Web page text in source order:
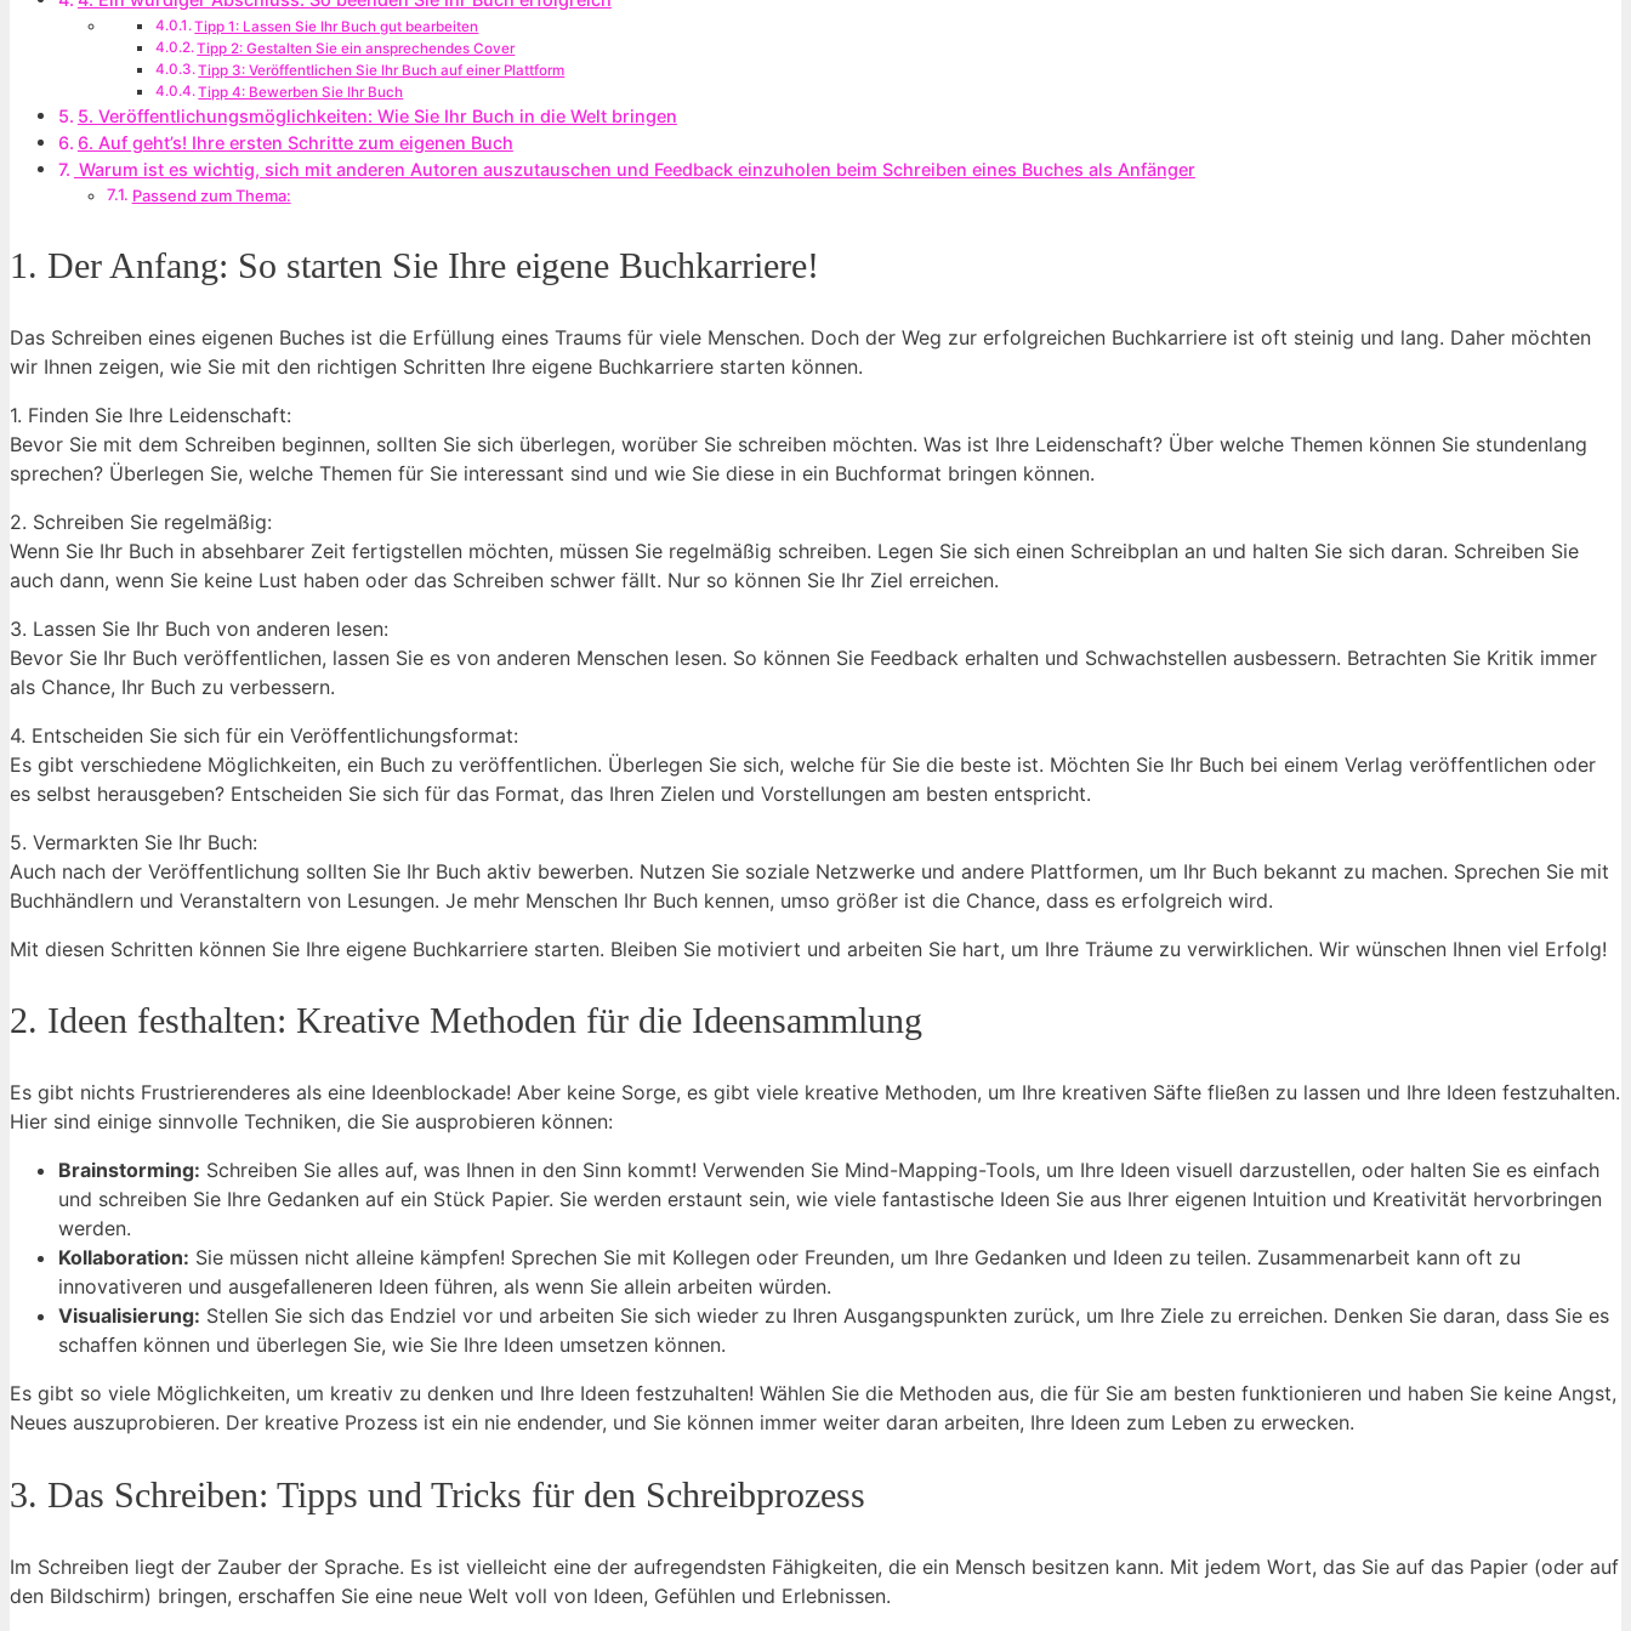
Tipp 1: Lassen Sie Ihr Buch gut bearbeiten
Tipp 2: Gestalten Sie ein ansprechendes Cover
Tipp 3: Veröffentlichen Sie Ihr Buch auf einer Plattform
Tipp 4: Bewerben Sie Ihr Buch
5. Veröffentlichungsmöglichkeiten: Wie Sie Ihr Buch in die Welt bringen
6. Auf geht’s! Ihre ersten Schritte zum eigenen Buch
⁢ Warum ist es wichtig, sich mit anderen Autoren auszutauschen und Feedback einzuholen beim Schreiben eines Buches als Anfänger
Passend zum Thema:
1. Der Anfang: So starten Sie Ihre eigene Buchkarriere!
Das Schreiben eines eigenen Buches ist die Erfüllung eines Traums für viele Menschen. Doch der Weg zur erfolgreichen Buchkarriere ist oft steinig und lang. Daher möchten
wir Ihnen zeigen, wie Sie mit den richtigen Schritten Ihre eigene Buchkarriere starten können.
1. Finden Sie Ihre Leidenschaft:
Bevor Sie mit dem Schreiben beginnen, sollten Sie sich überlegen, worüber Sie schreiben möchten. Was ist Ihre Leidenschaft? Über welche Themen können Sie stundenlang
sprechen? Überlegen Sie, welche Themen für Sie interessant sind und wie Sie diese in ein Buchformat bringen können.
2. Schreiben Sie regelmäßig:
Wenn Sie Ihr Buch in absehbarer Zeit fertigstellen möchten, müssen Sie regelmäßig schreiben. Legen Sie sich einen Schreibplan an und halten Sie sich daran. Schreiben Sie
auch dann, wenn Sie keine Lust haben oder das Schreiben schwer fällt. Nur so können Sie Ihr Ziel erreichen.
3. Lassen Sie Ihr Buch von anderen lesen:
Bevor Sie Ihr Buch veröffentlichen, lassen Sie es von anderen Menschen lesen. So können Sie Feedback erhalten und Schwachstellen ausbessern. Betrachten Sie Kritik immer
als Chance, Ihr Buch zu verbessern.
4. Entscheiden Sie sich für ein Veröffentlichungsformat:
Es gibt verschiedene Möglichkeiten, ein Buch zu veröffentlichen. Überlegen Sie sich, welche für Sie die beste ist. Möchten Sie Ihr Buch bei einem Verlag veröffentlichen oder
es selbst herausgeben? Entscheiden Sie sich für das Format, das Ihren Zielen und Vorstellungen am besten entspricht.
5. Vermarkten Sie Ihr Buch:
Auch nach der Veröffentlichung sollten Sie Ihr Buch aktiv bewerben. Nutzen Sie soziale Netzwerke und andere Plattformen, um Ihr Buch bekannt zu machen. Sprechen Sie mit
Buchhändlern und Veranstaltern von Lesungen. Je mehr Menschen Ihr Buch kennen, umso größer ist die Chance, dass es erfolgreich wird.
Mit diesen Schritten können Sie Ihre eigene Buchkarriere starten. Bleiben Sie motiviert und arbeiten Sie hart, um Ihre Träume zu verwirklichen. Wir wünschen Ihnen viel Erfolg!
2. Ideen festhalten: Kreative Methoden für die Ideensammlung
Es gibt nichts Frustrierenderes als eine Ideenblockade! Aber keine Sorge, es gibt viele kreative Methoden, um Ihre kreativen Säfte fließen zu lassen und Ihre Ideen festzuhalten.
Hier sind einige sinnvolle Techniken, die Sie ausprobieren können:
Brainstorming: Schreiben Sie alles auf, was Ihnen in den Sinn kommt! Verwenden Sie Mind-Mapping-Tools, um Ihre Ideen visuell darzustellen, oder halten Sie es einfach
und schreiben Sie Ihre Gedanken auf ein Stück Papier. Sie werden erstaunt sein, wie viele fantastische Ideen Sie aus Ihrer eigenen Intuition und Kreativität hervorbringen
werden.
Kollaboration: Sie müssen nicht alleine kämpfen! Sprechen Sie mit Kollegen oder Freunden, um Ihre Gedanken und Ideen zu teilen. Zusammenarbeit kann oft zu
innovativeren und ausgefalleneren Ideen führen, als wenn Sie allein arbeiten würden.
Visualisierung: Stellen Sie sich das Endziel vor und arbeiten Sie sich wieder zu Ihren Ausgangspunkten zurück, um Ihre Ziele zu erreichen. Denken Sie daran, dass Sie es
schaffen können und überlegen Sie, wie Sie Ihre Ideen umsetzen können.
Es gibt so viele Möglichkeiten, um kreativ zu denken und Ihre Ideen festzuhalten! Wählen Sie die Methoden aus, die für Sie am besten funktionieren und haben Sie keine Angst,
Neues auszuprobieren. Der kreative Prozess ist ein nie endender, und Sie können immer weiter daran arbeiten, Ihre Ideen zum Leben zu erwecken.
3. Das Schreiben: Tipps und Tricks für den Schreibprozess
Im Schreiben liegt der Zauber der Sprache. Es ist vielleicht eine der aufregendsten Fähigkeiten, die ein Mensch besitzen kann. Mit jedem Wort, das Sie auf das Papier (oder auf
den Bildschirm) bringen, erschaffen Sie eine neue Welt voll von Ideen, Gefühlen und Erlebnissen.